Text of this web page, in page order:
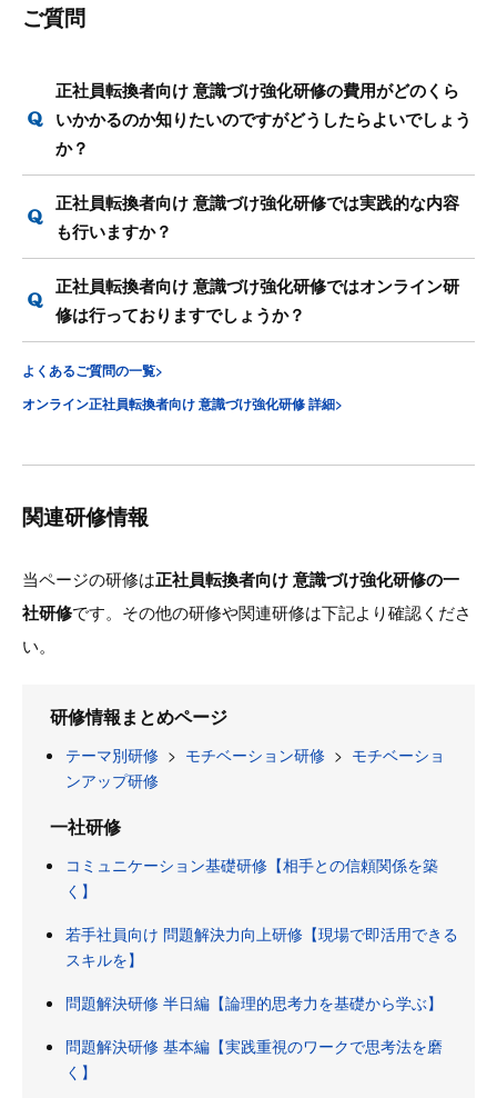
ご質問
正社員転換者向け 意識づけ強化研修の費用がどのくら
いかかるのか知りたいのですがどうしたらよいでしょう
か？
正社員転換者向け 意識づけ強化研修では実践的な内容
も行いますか？
正社員転換者向け 意識づけ強化研修ではオンライン研
修は行っておりますでしょうか？
よくあるご質問の一覧>
オンライン正社員転換者向け 意識づけ強化研修 詳細>
関連研修情報
当ページの研修は正社員転換者向け 意識づけ強化研修の一
社研修です。その他の研修や関連研修は下記より確認くださ
い。
研修情報まとめページ
テーマ別研修 > モチベーション研修 > モチベーショ
ンアップ研修
一社研修
コミュニケーション基礎研修【相手との信頼関係を築
く】
若手社員向け 問題解決力向上研修【現場で即活用できる
スキルを】
問題解決研修 半日編【論理的思考力を基礎から学ぶ】
問題解決研修 基本編【実践重視のワークで思考法を磨
く】